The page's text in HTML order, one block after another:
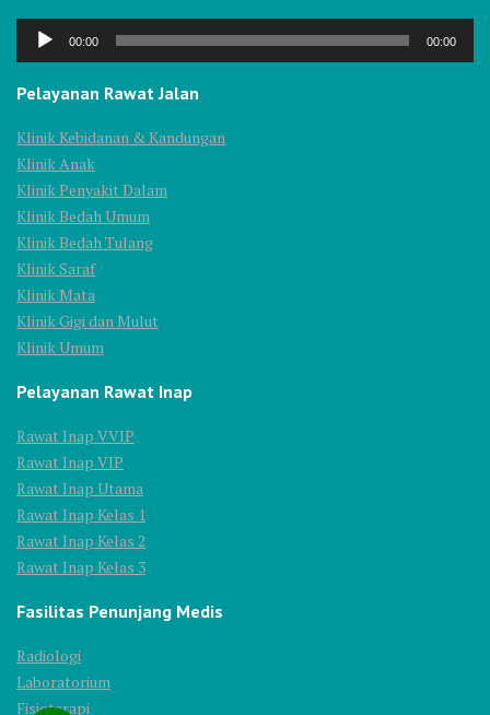
Audio
00:00 00:00
Pelayanan Rawat Jalan
Klinik Kebidanan & Kandungan
Klinik Anak
Klinik Penyakit Dalam
Klinik Bedah Umum
Klinik Bedah Tulang
Klinik Saraf
Klinik Mata
Klinik Gigi dan Mulut
Klinik Umum
Pelayanan Rawat Inap
Rawat Inap VVIP
Rawat Inap VIP
Rawat Inap Utama
Rawat Inap Kelas 1
Rawat Inap Kelas 2
Rawat Inap Kelas 3
Fasilitas Penunjang Medis
Radiologi
Laboratorium
Fisioterapi